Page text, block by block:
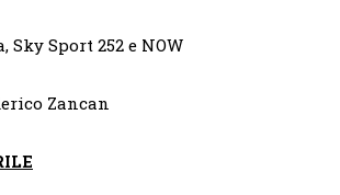
Sky Sport 252 e NOW
Zancan